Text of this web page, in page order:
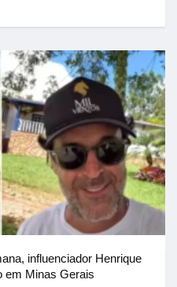
influenciador Henrique
em Minas Gerais